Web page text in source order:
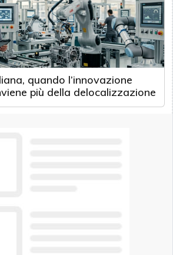
quando l’innovazione
più della delocalizzazione